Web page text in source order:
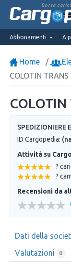
Borsa
Abbonamenti A
Home
COLOTIN TRANS
COLOTIN
SPEDIZIONIERE
ID Cargopedia:
Attività su
?
?
Recensioni da
Dati della
Valutazioni 0